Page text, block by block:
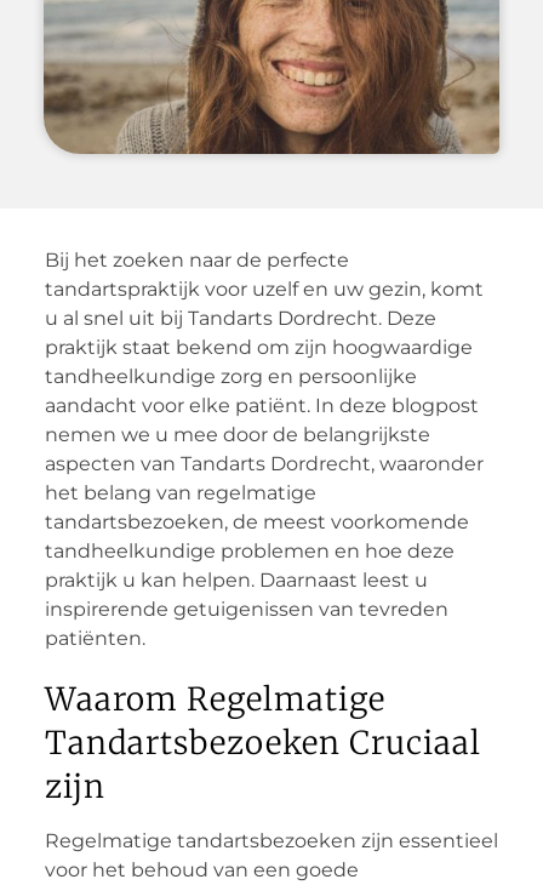
Bij het zoeken naar de perfecte
tandartspraktijk voor uzelf en uw gezin, komt
u al snel uit bij Tandarts Dordrecht. Deze
praktijk staat bekend om zijn hoogwaardige
tandheelkundige zorg en persoonlijke
aandacht voor elke patiënt. In deze blogpost
nemen we u mee door de belangrijkste
aspecten van Tandarts Dordrecht, waaronder
het belang van regelmatige
tandartsbezoeken, de meest voorkomende
tandheelkundige problemen en hoe deze
praktijk u kan helpen. Daarnaast leest u
inspirerende getuigenissen van tevreden
patiënten.
Waarom Regelmatige
Tandartsbezoeken Cruciaal
zijn
Regelmatige tandartsbezoeken zijn essentieel
voor het behoud van een goede